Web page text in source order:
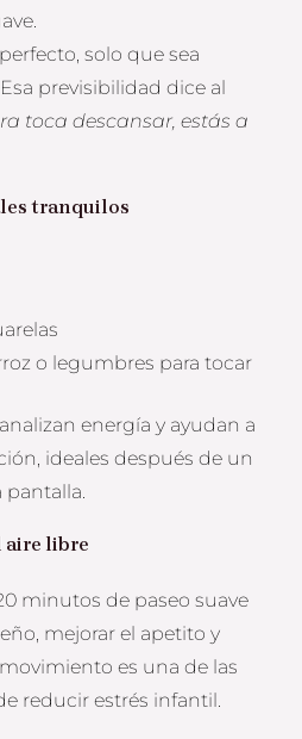
solo que sea
previsibilidad dice al
toca descansar, estás a
tranquilos
o legumbres para tocar
energía y ayudan a
ideales después de un
pantalla.
aire libre
minutos de paseo suave
mejorar el apetito y
movimiento es una de las
reducir estrés infantil.